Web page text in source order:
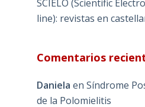
SCIELO (Scientific
line): revistas en
Comentarios
Daniela en Síndrome
de la Polomielitis